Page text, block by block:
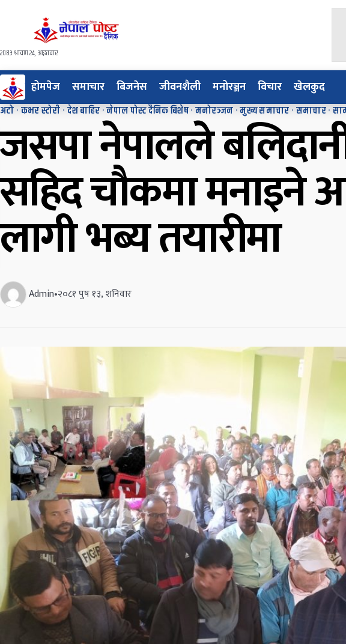
२०८३ श्रावण २४, आइतवार
होमपेज समाचार बिजनेस जीवनशैली मनोरञ्जन विचार खेलकुद
अटो·कभर स्टोरी·देश बाहिर·नेपाल पोस्ट दैनिक बिशेष·मनोरञ्जन·मुख्य समाचार·समाचार·
जसपा नेपालले
सहिद चौकमा मनाइने
लागी भब्य तयारीमा
Admin•२०८१ पुष १३, शनिवार